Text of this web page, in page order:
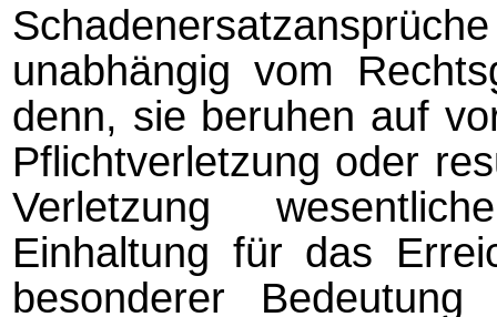
unabhängig vom
denn, sie beruhen auf
Pflichtverletzung oder
Verletzung
Einhaltung für das
besonderer